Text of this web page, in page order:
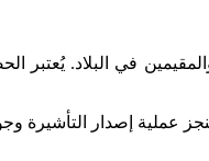
في البلاد. يُعتبر
عملية إصدار التأشيرة